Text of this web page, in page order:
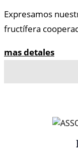
Expresamos
fructífera
mas detales